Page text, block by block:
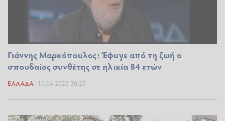
Γιάννης Μαρκόπουλος: Έφυγε από τη ζωή ο
σπουδαίος συνθέτης σε ηλικία 84 ετών
ΕΛΛΆΔΑ 10.06.2023 20:25